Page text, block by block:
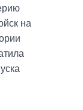
на